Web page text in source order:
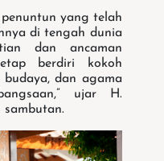
yang telah
di tengah dunia
dan ancaman
berdiri kokoh
budaya, dan agama
ujar H.
sambutan.